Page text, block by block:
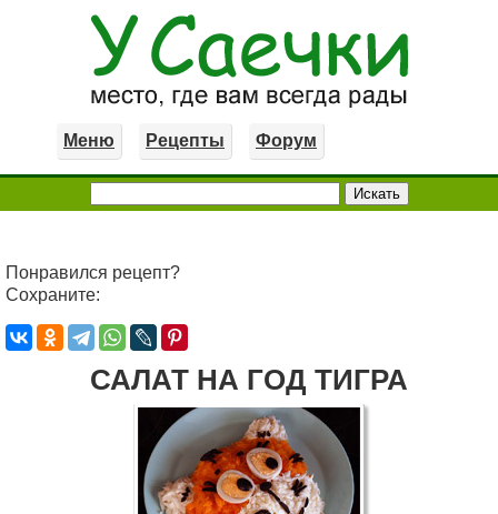
Меню Рецепты Форум
Понравился рецепт?
Сохраните:
САЛАТ НА ГОД ТИГРА